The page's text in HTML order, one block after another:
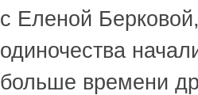
с Еленой
одиночества
больше времени